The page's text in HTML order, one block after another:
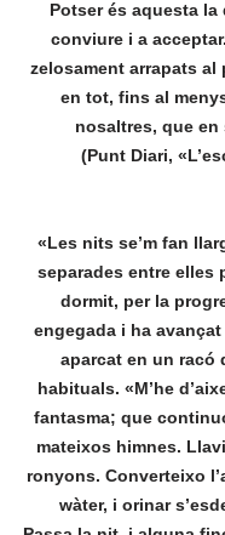
Potser és aquesta
conviure i a
zelosament arrapats
en tot, fins al
nosaltres, que
(Punt Diari,
«Les nits se’m fan
separades entre elles
dormit, per la
engegada i ha
aparcat en un racó
habituals. «M’he
fantasma; que
mateixos himnes.
ronyons. Converteixo
wàter, i orinar